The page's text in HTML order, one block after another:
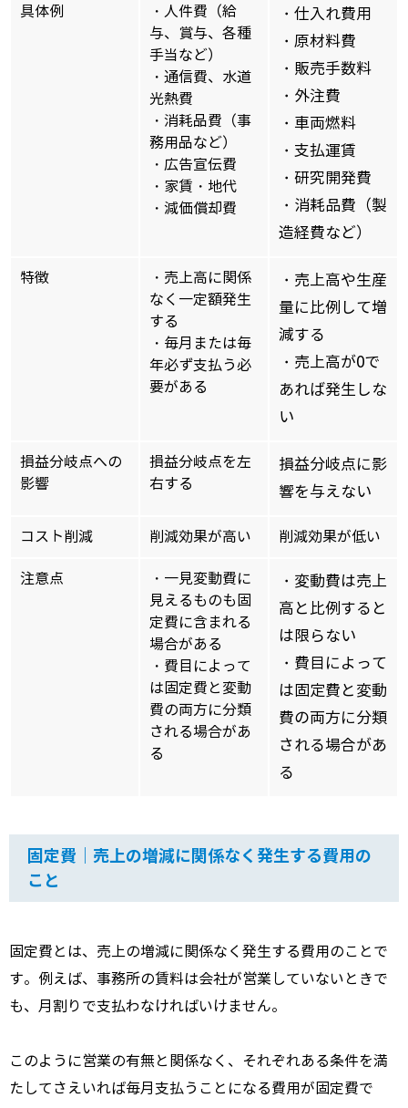
具体例
・人件費（給
与、賞与、各種
手当など）
・通信費、水道
光熱費
・消耗品費（事
務用品など）
・広告宣伝費
・家賃・地代
・減価償却費
・仕入れ費用
・原材料費
・販売手数料
・外注費
・車両燃料
・支払運賃
・研究開発費
・消耗品費（製
造経費など）
特徴
・売上高に関係
なく一定額発生
する
・毎月または毎
年必ず支払う必
要がある
・売上高や生産
量に比例して増
減する
・売上高が0で
あれば発生しな
い
損益分岐点への
影響
損益分岐点を左
右する
損益分岐点に影
響を与えない
コスト削減 削減効果が高い 削減効果が低い
注意点
・一見変動費に
見えるものも固
定費に含まれる
場合がある
・費目によって
は固定費と変動
費の両方に分類
される場合があ
る
・変動費は売上
高と比例すると
は限らない
・費目によって
は固定費と変動
費の両方に分類
される場合があ
る
固定費｜売上の増減に関係なく発生する費用の
こと
固定費とは、売上の増減に関係なく発生する費用のことで
す。例えば、事務所の賃料は会社が営業していないときで
も、月割りで支払わなければいけません。
このように営業の有無と関係なく、それぞれある条件を満
たしてさえいれば毎月支払うことになる費用が固定費で